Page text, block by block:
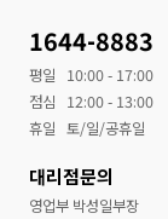
1644-8883
평일
10:00 - 17:00
점심
12:00 - 13:00
휴일 토/일/공휴일
대리점문의
영업부 박성일부장